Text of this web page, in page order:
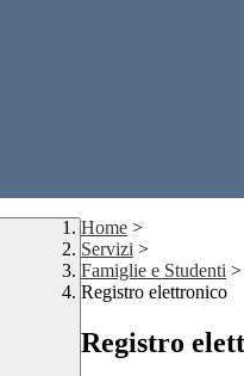
Home >
Servizi >
Famiglie e Studenti >
Registro elettronico
Registro